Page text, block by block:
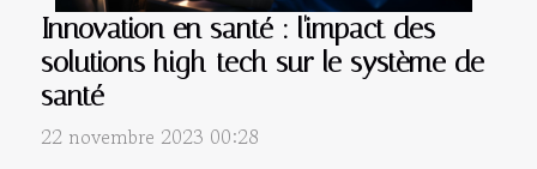
Innovation en santé : l'impact des
solutions high-tech sur le système de
santé
22 novembre 2023 00:28